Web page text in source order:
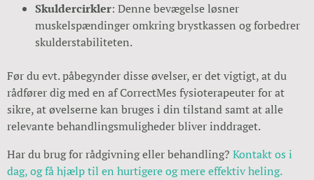
Skuldercirkler: Denne bevægelse løsner
muskelspændinger omkring brystkassen og forbedrer
skulderstabiliteten.
Før du evt. påbegynder disse øvelser, er det vigtigt, at du
rådfører dig med en af CorrectMes fysioterapeuter for at
sikre, at øvelserne kan bruges i din tilstand samt at alle
relevante behandlingsmuligheder bliver inddraget.
Har du brug for rådgivning eller behandling? Kontakt os i
dag, og få hjælp til en hurtigere og mere effektiv heling.